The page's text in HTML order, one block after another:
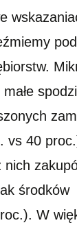
vs 40
nich
środków
W